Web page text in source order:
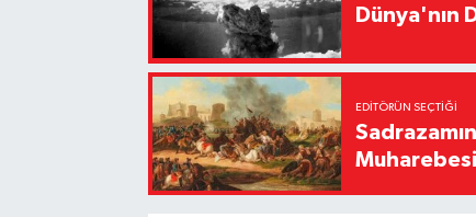
Dünya'nın
EDITÖRÜN SEÇTIĞI
Muharebesi